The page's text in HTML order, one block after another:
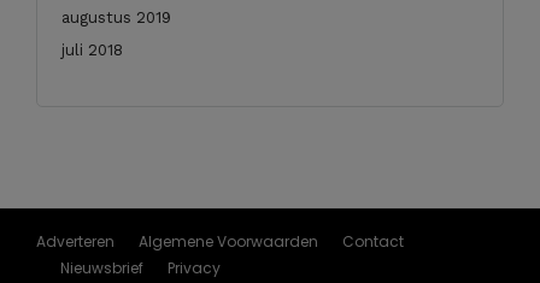
augustus 2019
juli 2018
Adverteren Algemene Voorwaarden
Contact
Nieuwsbrief
Privacy